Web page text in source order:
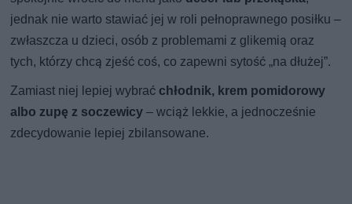
jednak nie warto stawiać jej w roli pełnoprawnego posiłku –
zwłaszcza u dzieci, osób z problemami z glikemią oraz
tych, którzy chcą zjeść coś, co zapewni sytość „na dłużej”.
Zamiast niej lepiej wybrać chłodnik, krem pomidorowy
albo zupę z soczewicy – wciąż lekkie, a jednocześnie
zdecydowanie lepiej zbilansowane.